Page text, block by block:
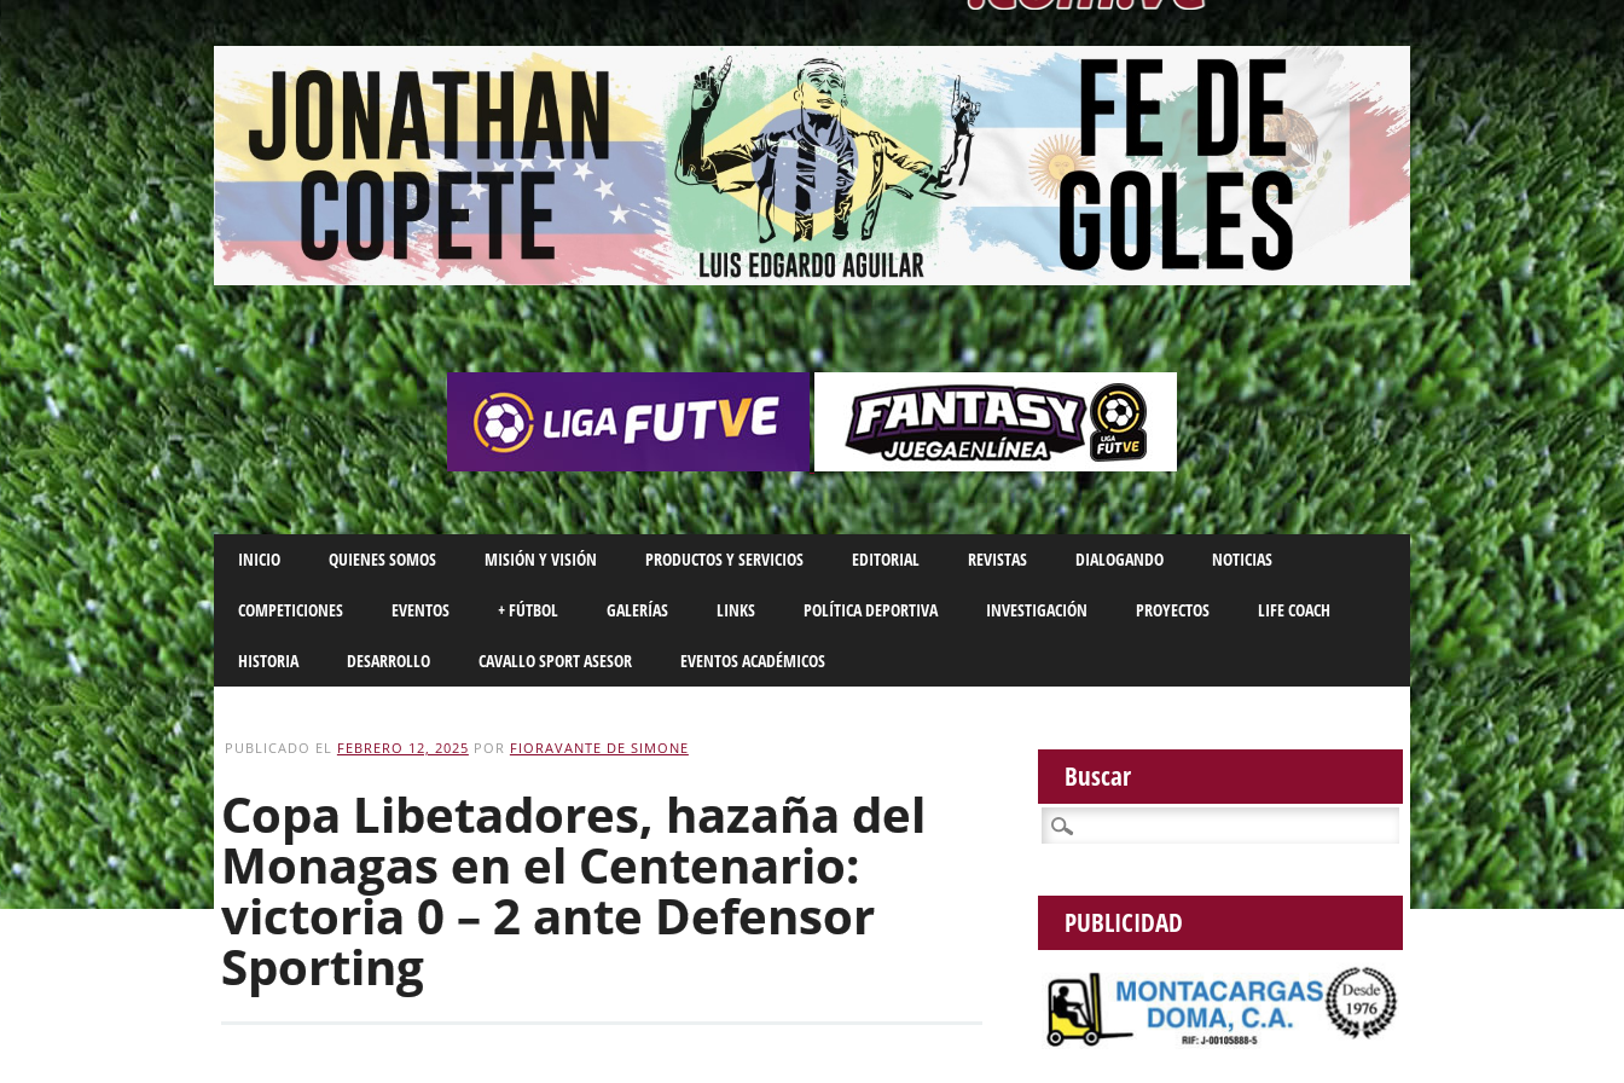
Main menu
Skip
to
content
INICIO QUIENES SOMOS MISIÓN Y VISIÓN PRODUCTOS Y SERVICIOS EDITORIAL REVISTAS DIALOGANDO NOTICIAS
COMPETICIONES EVENTOS + FÚTBOL GALERÍAS LINKS POLÍTICA DEPORTIVA INVESTIGACIÓN PROYECTOS LIFE COACH
HISTORIA DESARROLLO CAVALLO SPORT ASESOR EVENTOS ACADÉMICOS
PUBLICADO EL FEBRERO 12, 2025 POR FIORAVANTE DE SIMONE
Copa Libetadores, hazaña del
Monagas en el Centenario:
victoria 0 – 2 ante Defensor
Sporting
Buscar
Buscar:
PUBLICIDAD